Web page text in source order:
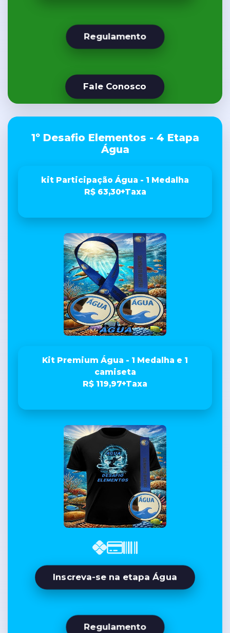
Regulamento
Fale Conosco
1º Desafio Elementos - 4 Etapa
Água
kit Participação Água - 1 Medalha
R$ 63,30+Taxa
Kit Premium Água - 1 Medalha e 1
camiseta
R$ 119,97+Taxa
Inscreva-se na etapa Água
Regulamento